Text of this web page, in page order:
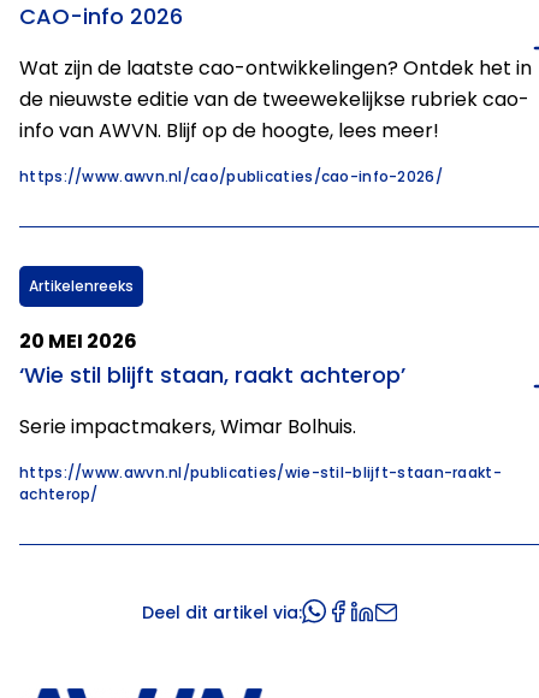
CAO-info 2026
Wat zijn de laatste cao-ontwikkelingen? Ontdek het in
de nieuwste editie van de tweewekelijkse rubriek cao-
info van AWVN. Blijf op de hoogte, lees meer!
https://www.awvn.nl/cao/publicaties/cao-info-2026/
Artikelenreeks
20 MEI 2026
‘Wie stil blijft staan, raakt achterop’
Serie impactmakers, Wimar Bolhuis.
https://www.awvn.nl/publicaties/wie-stil-blijft-staan-raakt-
achterop/
Deel dit artikel via: